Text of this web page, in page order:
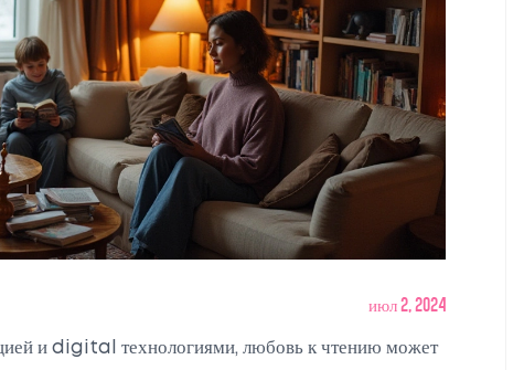
июл 2, 2024
и digital технологиями, любовь к чтению может